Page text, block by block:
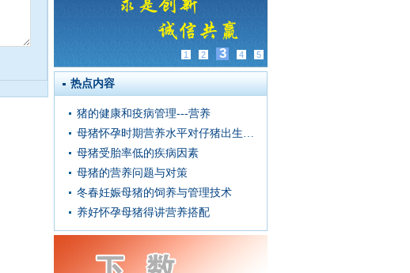
1 2 3 4 5
热点内容
猪的健康和疫病管理---营养
母猪怀孕时期营养水平对仔猪出生窝重的影响
母猪受胎率低的疾病因素
母猪的营养问题与对策
冬春妊娠母猪的饲养与管理技术
养好怀孕母猪得讲营养搭配